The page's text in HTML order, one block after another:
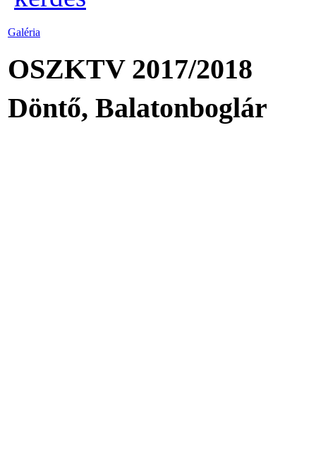
Galéria
OSZKTV 2017/2018
Döntő, Balatonboglár